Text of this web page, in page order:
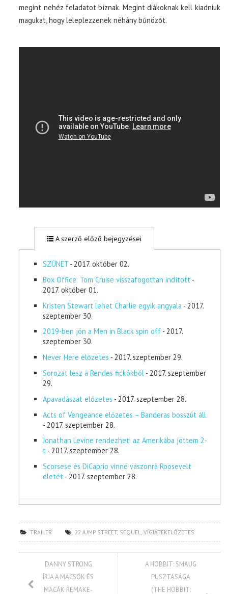
megint nehéz feladatot bíznak. Megint diákoknak kell kiadniuk
magukat, hogy leleplezzenek néhány bűnözőt.
A szerző előző bejegyzései
SZÜNET - 2017. október 02.
Box Office: Tom Cruise visszafogottan indított -
2017. október 01.
Kristen Stewart lehet Charlie egyik angyala - 2017.
szeptember 30.
2019-ben jön a Men in Black spin off - 2017.
szeptember 30.
Never Here előzetes - 2017. szeptember 29.
Sorozat lesz a Rendes fickókból - 2017. szeptember
29.
Apavadászat előzetes - 2017. szeptember 28.
Acts of Vengeance előzetes – Banderas bosszút áll
- 2017. szeptember 28.
Jonathan Levine rendezheti az Amerikába jöttem 2-
t - 2017. szeptember 28.
Scorsese és DiCaprio vinné vászonra Roosevelt
életét - 2017. szeptember 28.
TRAILER 22 JUMP STREET, SEQUEL,VÍGJÁTÉKELŐZETES
DANNY STRONG
ÍRJA A MACSÓK ÉS
MACÁK REMAKE-
A HOBBIT: SMAUG
PUSZTASÁGA
(THE HOBBIT: